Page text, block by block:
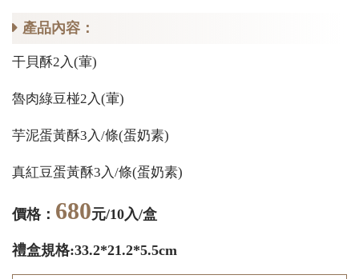
產品內容：
干貝酥2入(葷)
魯肉綠豆椪2入(葷)
芋泥蛋黃酥3入/條(蛋奶素)
真紅豆蛋黃酥3入/條(蛋奶素)
價格： 680元/10入/盒
禮盒規格:33.2*21.2*5.5cm